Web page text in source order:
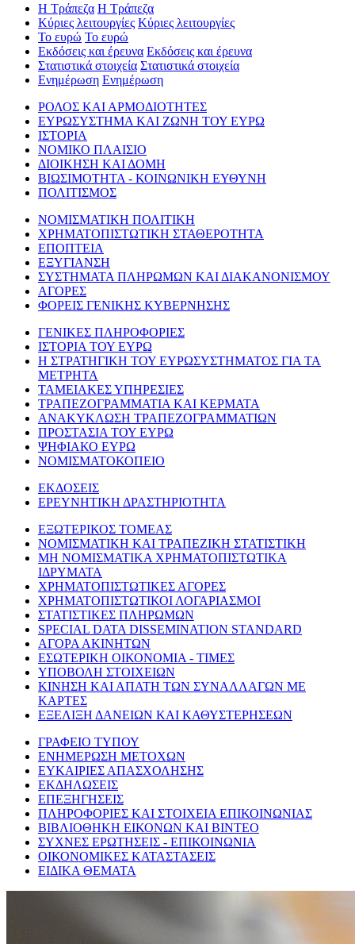
Η Τράπεζα Η Τράπεζα
Κύριες λειτουργίες Κύριες λειτουργίες
Το ευρώ Το ευρώ
Εκδόσεις και έρευνα Εκδόσεις και έρευνα
Στατιστικά στοιχεία Στατιστικά στοιχεία
Ενημέρωση Ενημέρωση
ΡΟΛΟΣ ΚΑΙ ΑΡΜΟΔΙΟΤΗΤΕΣ
ΕΥΡΩΣΥΣΤΗΜΑ ΚΑΙ ΖΩΝΗ ΤΟΥ ΕΥΡΩ
ΙΣΤΟΡΙΑ
ΝΟΜΙΚΟ ΠΛΑΙΣΙΟ
ΔΙΟΙΚΗΣΗ ΚΑΙ ΔΟΜΗ
ΒΙΩΣΙΜΟΤΗΤΑ - ΚΟΙΝΩΝΙΚΗ ΕΥΘΥΝΗ
ΠΟΛΙΤΙΣΜΟΣ
ΝΟΜΙΣΜΑΤΙΚΗ ΠΟΛΙΤΙΚΗ
ΧΡΗΜΑΤΟΠΙΣΤΩΤΙΚΗ ΣΤΑΘΕΡΟΤΗΤΑ
ΕΠΟΠΤΕΙΑ
ΕΞΥΓΙΑΝΣΗ
ΣΥΣΤΗΜΑΤΑ ΠΛΗΡΩΜΩΝ ΚΑΙ ΔΙΑΚΑΝΟΝΙΣΜΟΥ
ΑΓΟΡΕΣ
ΦΟΡΕΙΣ ΓΕΝΙΚΗΣ ΚΥΒΕΡΝΗΣΗΣ
ΓΕΝΙΚΕΣ ΠΛΗΡΟΦΟΡΙΕΣ
ΙΣΤΟΡΙΑ ΤΟΥ ΕΥΡΩ
Η ΣΤΡΑΤΗΓΙΚΗ ΤΟΥ ΕΥΡΩΣΥΣΤΗΜΑΤΟΣ ΓΙΑ ΤΑ
ΜΕΤΡΗΤΑ
ΤΑΜΕΙΑΚΕΣ ΥΠΗΡΕΣΙΕΣ
ΤΡΑΠΕΖΟΓΡΑΜΜΑΤΙΑ ΚΑΙ ΚΕΡΜΑΤΑ
ΑΝΑΚΥΚΛΩΣΗ ΤΡΑΠΕΖΟΓΡΑΜΜΑΤΙΩΝ
ΠΡΟΣΤΑΣΙΑ ΤΟΥ ΕΥΡΩ
ΨΗΦΙΑΚΟ ΕΥΡΩ
ΝΟΜΙΣΜΑΤΟΚΟΠΕΙΟ
ΕΚΔΟΣΕΙΣ
ΕΡΕΥΝΗΤΙΚΗ ΔΡΑΣΤΗΡΙΟΤΗΤΑ
ΕΞΩΤΕΡΙΚΟΣ ΤΟΜΕΑΣ
ΝΟΜΙΣΜΑΤΙΚΗ ΚΑΙ ΤΡΑΠΕΖΙΚΗ ΣΤΑΤΙΣΤΙΚΗ
ΜΗ ΝΟΜΙΣΜΑΤΙΚΑ ΧΡΗΜΑΤΟΠΙΣΤΩΤΙΚΑ
ΙΔΡΥΜΑΤΑ
ΧΡΗΜΑΤΟΠΙΣΤΩΤΙΚΕΣ ΑΓΟΡΕΣ
ΧΡΗΜΑΤΟΠΙΣΤΩΤΙΚΟΙ ΛΟΓΑΡΙΑΣΜΟΙ
ΣΤΑΤΙΣΤΙΚΕΣ ΠΛΗΡΩΜΩΝ
SPECIAL DATA DISSEMINATION STANDARD
ΑΓΟΡΑ ΑΚΙΝΗΤΩΝ
ΕΣΩΤΕΡΙΚΗ ΟΙΚΟΝΟΜΙΑ - ΤΙΜΕΣ
ΥΠΟΒΟΛΗ ΣΤΟΙΧΕΙΩΝ
ΚΙΝΗΣΗ ΚΑΙ ΑΠΑΤΗ ΤΩΝ ΣΥΝΑΛΛΑΓΩΝ ΜΕ
ΚΑΡΤΕΣ
ΕΞΕΛΙΞΗ ΔΑΝΕΙΩΝ ΚΑΙ ΚΑΘΥΣΤΕΡΗΣΕΩΝ
ΓΡΑΦΕΙΟ ΤΥΠΟΥ
ΕΝΗΜΕΡΩΣΗ ΜΕΤΟΧΩΝ
ΕΥΚΑΙΡΙΕΣ ΑΠΑΣΧΟΛΗΣΗΣ
ΕΚΔΗΛΩΣΕΙΣ
ΕΠΕΞΗΓΗΣΕΙΣ
ΠΛΗΡΟΦΟΡΙΕΣ ΚΑΙ ΣΤΟΙΧΕΙΑ ΕΠΙΚΟΙΝΩΝΙΑΣ
ΒΙΒΛΙΟΘΗΚΗ ΕΙΚΟΝΩΝ ΚΑΙ ΒΙΝΤΕΟ
ΣΥΧΝΕΣ ΕΡΩΤΗΣΕΙΣ - ΕΠΙΚΟΙΝΩΝΙΑ
ΟΙΚΟΝΟΜΙΚΕΣ ΚΑΤΑΣΤΑΣΕΙΣ
ΕΙΔΙΚΑ ΘΕΜΑΤΑ